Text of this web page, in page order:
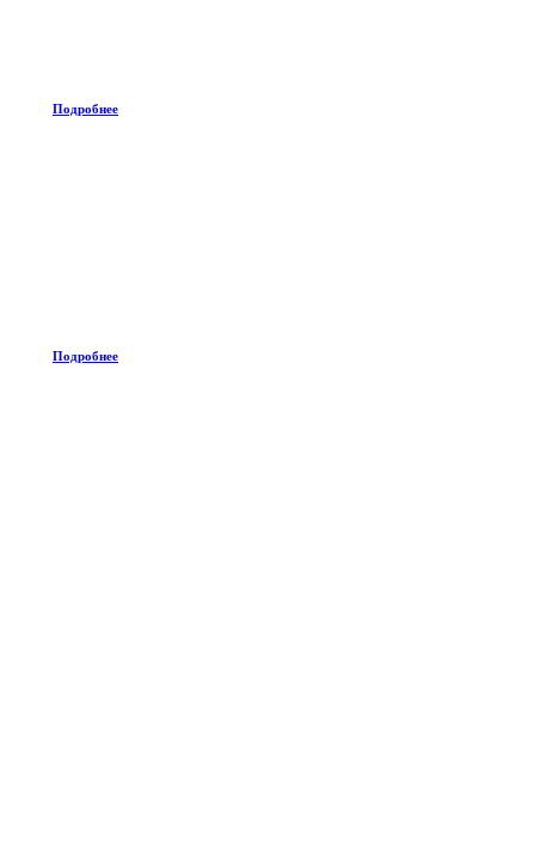
Подробнее
Подробнее